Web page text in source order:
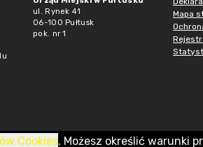
ul. Rynek 41
06-100 Pułtusk
pok. nr 1
Mapa
Cookies. Możesz określić warunki